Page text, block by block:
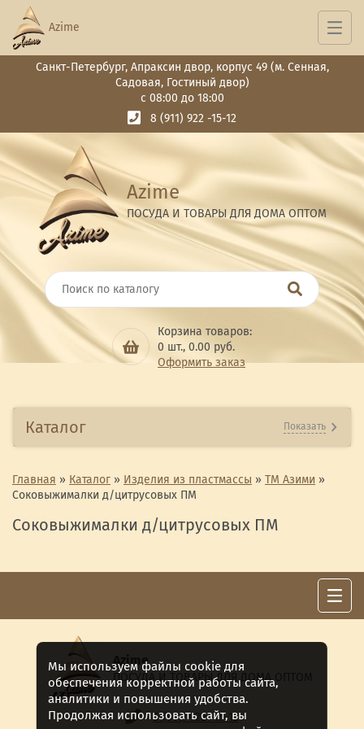
Санкт-Петербург, Апраксин двор, корпус 49 (м. Сенная,
Садовая, Гостиный двор)
с 08:00 до 18:00
8 (911) 922 -15-12
Azime
ПОСУДА И ТОВАРЫ ДЛЯ ДОМА ОПТОМ
Корзина товаров:
0 шт., 0.00 руб.
Оформить заказ
Azime
Каталог Показать
Главная » Каталог » Изделия из пластмассы » ТМ Азими »
Соковыжималки д/цитрусовых ПМ
Соковыжималки д/цитрусовых ПМ
Azime
ПОСУДА И ТОВАРЫ ДЛЯ ДОМА ОПТОМ
8 (911) 922 -15-12
Мы используем файлы cookie для
обеспечения корректной работы сайта,
аналитики и повышения удобства.
Продолжая использовать сайт, вы